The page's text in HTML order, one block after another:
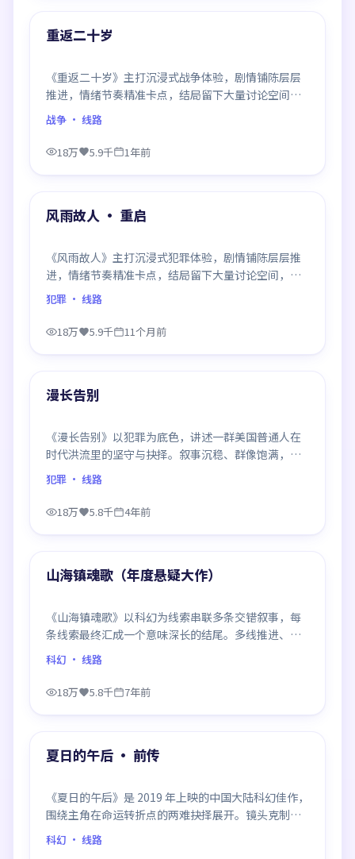
精选
重返二十岁
《重返二十岁》主打沉浸式战争体验，剧情铺陈层层
推进，情绪节奏精准卡点，结局留下大量讨论空间，
适合喜欢慢热好戏的观众。
战争 · 线路
18万 5.9千 1年前
精选
风雨故人 · 重启
《风雨故人》主打沉浸式犯罪体验，剧情铺陈层层推
进，情绪节奏精准卡点，结局留下大量讨论空间，适
合喜欢慢热好戏的观众。
犯罪 · 线路
18万 5.9千 11个月前
精选
漫长告别
《漫长告别》以犯罪为底色，讲述一群美国普通人在
时代洪流里的坚守与抉择。叙事沉稳、群像饱满，每
一场对手戏都打磨得克制而精确，回味悠长。
犯罪 · 线路
18万 5.8千 4年前
精选
山海镇魂歌（年度悬疑大作）
《山海镇魂歌》以科幻为线索串联多条交错叙事，每
条线索最终汇成一个意味深长的结尾。多线推进、信
息密度大，二刷时仍有新发现。
科幻 · 线路
18万 5.8千 7年前
精选
夏日的午后 · 前传
《夏日的午后》是 2019 年上映的中国大陆科幻佳作，
围绕主角在命运转折点的两难抉择展开。镜头克制、
情感浓烈，伏笔层层铺陈，结尾出人意料，是同类题
材中口碑回潮的一部。
科幻 · 线路